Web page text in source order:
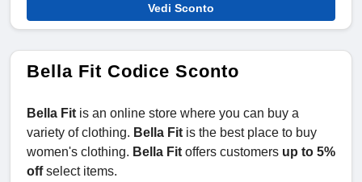
Vedi Sconto
Bella Fit Codice Sconto
Bella Fit is an online store where you can buy a
variety of clothing. Bella Fit is the best place to buy
women's clothing. Bella Fit offers customers up to 5%
offselect items.